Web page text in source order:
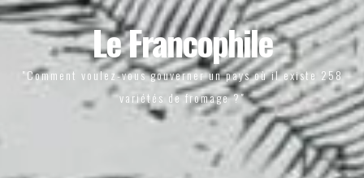
Le Francophile
"Comment voulez-vous gouverner un pays où il existe 258
variétés de fromage ?"